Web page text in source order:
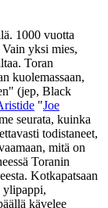
1000 vuotta
yksi mies,
Toran
kuolemassaan,
(jep, Black
"Joe
seurata, kuinka
todistaneet,
mitä on
Toranin
Kotkapatsaan
ylipappi,
kävelee